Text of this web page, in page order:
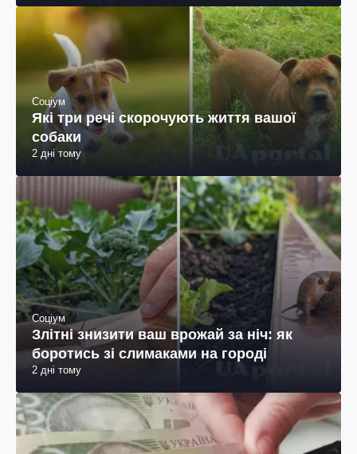
Соціум
Які три речі скорочують життя вашої
собаки
2 дні тому
Соціум
Злітні знизити ваш врожай за ніч: як
боротись зі слимаками на городі
2 дні тому